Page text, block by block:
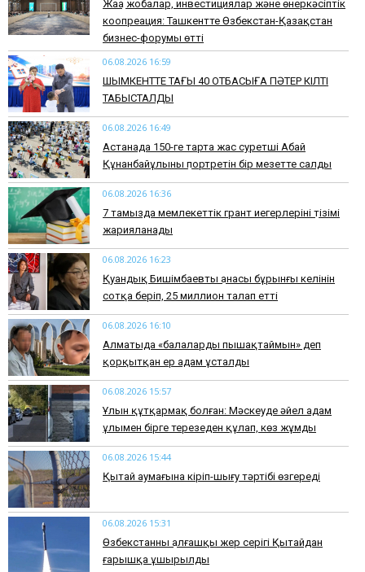
Жаңа жобалар, инвестициялар және өнеркәсіптік
коопреация: Ташкентте Өзбекстан-Қазақстан
бизнес-форумы өтті
06.08.2026 16:59
​ШЫМКЕНТТЕ ТАҒЫ 40 ОТБАСЫҒА ПӘТЕР КІЛТІ
ТАБЫСТАЛДЫ
06.08.2026 16:49
Астанада 150-ге тарта жас суретші Абай
Құнанбайұлының портретін бір мезетте салды
06.08.2026 16:36
7 тамызда мемлекеттік грант иегерлерінің тізімі
жарияланады
06.08.2026 16:23
Қуандық Бишімбаевтың анасы бұрынғы келінін
сотқа беріп, 25 миллион талап етті
06.08.2026 16:10
Алматыда «балаларды пышақтаймын» деп
қорқытқан ер адам ұсталды
06.08.2026 15:57
Ұлын құтқармақ болған: Мәскеуде әйел адам
ұлымен бірге терезеден құлап, көз жұмды
06.08.2026 15:44
Қытай аумағына кіріп-шығу тәртібі өзгереді
06.08.2026 15:31
Өзбекстанның алғашқы жер серігі Қытайдан
ғарышқа ұшырылды